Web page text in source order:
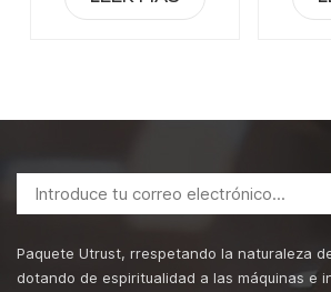
Paquete Utrust, rrespetando la naturaleza
dotando de espiritualidad a las máquinas e